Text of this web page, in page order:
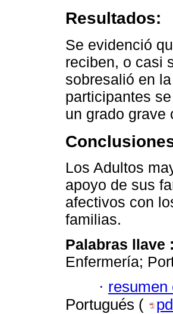
Resultados:
Se evidenció
reciben, o casi
sobresalió en
participantes
un grado grave
Los Adultos
apoyo de sus
afectivos con
familias.
Palabras llave :
Enfermería;
· resumen
Portugués (